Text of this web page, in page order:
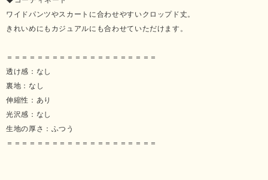
ワイドパンツやスカートに合わせやすいクロップド丈。
きれいめにもカジュアルにも合わせていただけます。
＝＝＝＝＝＝＝＝＝＝＝＝＝＝＝＝＝＝＝＝
透け感：なし
裏地：なし
伸縮性：あり
光沢感：なし
生地の厚さ：ふつう
＝＝＝＝＝＝＝＝＝＝＝＝＝＝＝＝＝＝＝＝